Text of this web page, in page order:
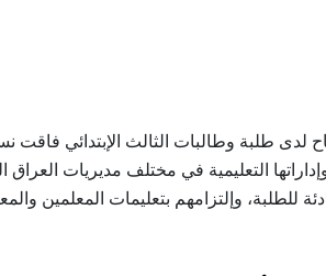
لدى طلبة وطالبات الثالث الإبتدائي فاقت
التعليمية في مختلف مديريات العراق
للطلبة، وإلتزامهم بتعليمات المعلمين